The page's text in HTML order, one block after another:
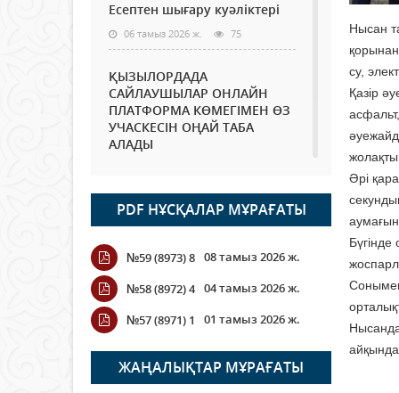
Есептен шығару куәліктері
06 тамыз 2026 ж. 75
ҚЫЗЫЛОРДАДА
САЙЛАУШЫЛАР ОНЛАЙН
ПЛАТФОРМА КӨМЕГІМЕН ӨЗ
УЧАСКЕСІН ОҢАЙ ТАБА
АЛАДЫ
Open Air: Қызылорда
облысы полиция
департаменті 20 мыңнан
астам көрерменнің
қауіпсіздігін қамтамасыз етті
ҚАЛАЙ ӨТЕДІ?
06 тамыз 2026 ж. 266
PDF НҰСҚАЛАР МҰРАҒАТЫ
№59 (8973) 8 08 тамыз 2026 ж.
№58 (8972) 4 04 тамыз 2026 ж.
№57 (8971) 1
01 тамыз 2026 ж.
ЖАҢАЛЫҚТАР МҰРАҒАТЫ
Нысан
су,
Қазір
Әрі